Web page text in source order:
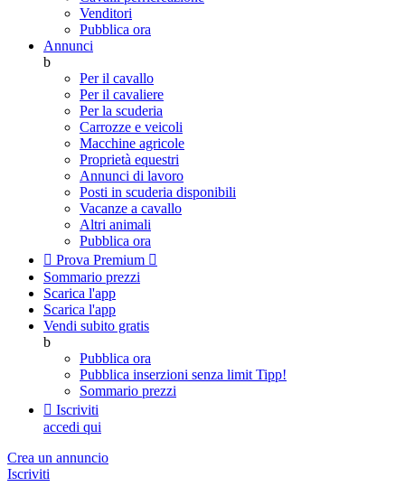
Venditori
Pubblica ora
Annunci
b
Per il cavallo
Per il cavaliere
Per la scuderia
Carrozze e veicoli
Macchine agricole
Proprietà equestri
Annunci di lavoro
Posti in scuderia disponibili
Vacanze a cavallo
Altri animali
Pubblica ora
 Prova Premium 
Sommario prezzi
Scarica l'app
Scarica l'app
Vendi subito gratis
b
Pubblica ora
Pubblica inserzioni senza limit Tipp!
Sommario prezzi
 Iscriviti
accedi qui
Crea un annuncio
Iscriviti